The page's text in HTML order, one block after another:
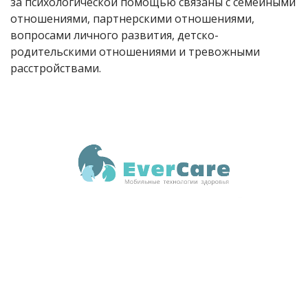
отношениями, партнерскими отношениями,
вопросами личного развития, детско-
родительскими отношениями и тревожными
расстройствами.